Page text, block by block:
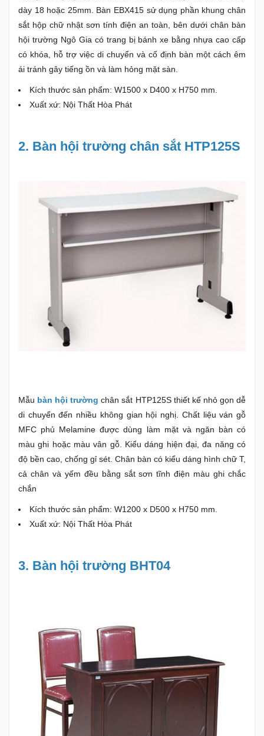
dày 18 hoặc 25mm. Bàn EBX415 sử dụng phần khung chân
sắt hộp chữ nhật sơn tính điện an toàn, bên dưới chân bàn
hội trường Ngô Gia có trang bị bánh xe bằng nhựa cao cấp
có khóa, hỗ trợ việc di chuyển và cố định bàn một cách êm
ái tránh gây tiếng ồn và làm hỏng mặt sàn.
Kích thước sản phẩm: W1500 x D400 x H750 mm.
Xuất xứ: Nội Thất Hòa Phát
2. Bàn hội trường chân sắt HTP125S
Mẫu bàn hội trường chân sắt HTP125S thiết kế nhỏ gọn dễ
di chuyển đến nhiều không gian hội nghị. Chất liệu ván gỗ
MFC phủ Melamine được dùng làm mặt và ngăn bàn có
màu ghi hoặc màu vân gỗ. Kiểu dáng hiện đại, đa năng có
độ bền cao, chống gỉ sét. Chân bàn có kiểu dáng hình chữ T,
cả chân và yếm đều bằng sắt sơn tĩnh điện màu ghi chắc
chắn
Kích thước sản phẩm: W1200 x D500 x H750 mm.
Xuất xứ: Nội Thất Hòa Phát
3. Bàn hội trường BHT04